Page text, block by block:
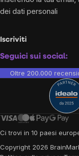
dei dati personali
Iscriviti
Seguici sui social:
Oltre 200.000
Ci trovi in 10 paesi
Copyright 2026